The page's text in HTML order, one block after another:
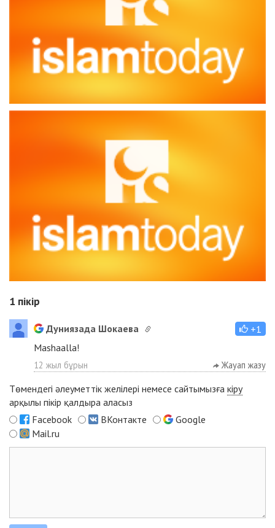
1 пікір
Дуниязада Шокаева
+1
Mashaalla!
12 жыл бұрын Жауап жазу
Төмендегі әлеуметтік желілері немесе сайтымызға кіру
арқылы пікір қалдыра аласыз
Facebook
ВКонтакте
Google
Mail.ru